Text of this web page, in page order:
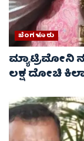
ಬೆಂಗಳೂರು
ಮ್ಯಾಟ್ರಿಮೋನಿ
ಲಕ್ಷ ದೋಚಿ